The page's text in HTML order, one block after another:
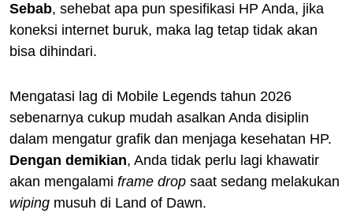
Sebab, sehebat apa pun spesifikasi HP Anda, jika
koneksi internet buruk, maka lag tetap tidak akan
bisa dihindari.
Mengatasi lag di Mobile Legends tahun 2026
sebenarnya cukup mudah asalkan Anda disiplin
dalam mengatur grafik dan menjaga kesehatan HP.
Dengan demikian, Anda tidak perlu lagi khawatir
akan mengalami frame drop saat sedang melakukan
wiping musuh di Land of Dawn.